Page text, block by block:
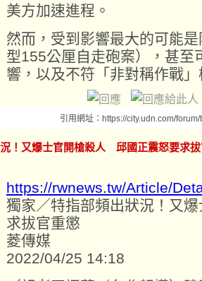
美方加速進程。
然而，受到影響最大的可能
型155公厘自走砲案），甚至
響，以及不符「非對稱作戰
引用網址：https://city.udn.com/
！又爆士官開槍殺人 邱國正震怒要求
https://rwnews.tw/Article/
獨家／特指部頻出狀況！又
求拔官重懲
菱傳媒
2022/04/25 14:18